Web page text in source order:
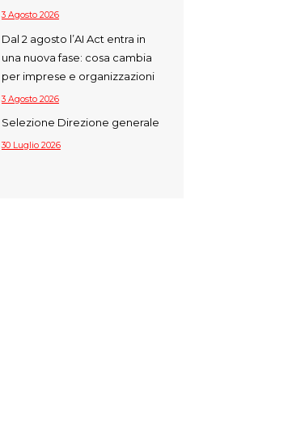
3 Agosto 2026
Dal 2 agosto l’AI Act entra in
una nuova fase: cosa cambia
per imprese e organizzazioni
3 Agosto 2026
Selezione Direzione generale
30 Luglio 2026